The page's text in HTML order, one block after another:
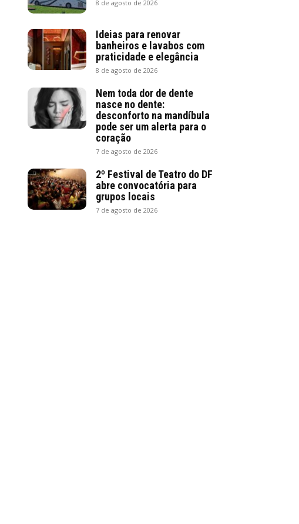
8 de agosto de 2026
Ideias para renovar
banheiros e lavabos com
praticidade e elegância
8 de agosto de 2026
Nem toda dor de dente
nasce no dente:
desconforto na mandíbula
pode ser um alerta para o
coração
7 de agosto de 2026
2º Festival de Teatro do DF
abre convocatória para
grupos locais
7 de agosto de 2026